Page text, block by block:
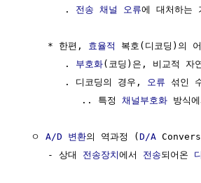
        .
전송 채널 오류에 대처하는
     * 한편,
효율적
복호(디코딩)의
        .
부호화(코딩)은, 비교적 자
        . 디코딩의 경우,
오류 섞인
           .. 특정
채널부호화 방식
  ㅇ
A/D 변환의 역과정 (D/A
     - 상대
전송장치에서 전송되어온